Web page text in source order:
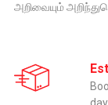
அறிவையும்